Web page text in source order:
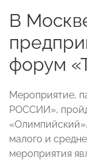
В
форум
Мероприятие,
РОССИИ»,
малого и
мероприятия